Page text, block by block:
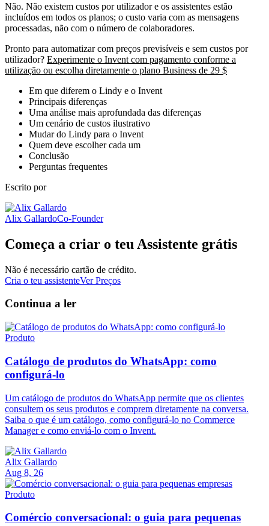
Não. Não existem custos por utilizador e os assistentes estão
incluídos em todos os planos; o custo varia com as mensagens
processadas, não com o número de colaboradores.
Pronto para automatizar com preços previsíveis e sem custos por
utilizador? Experimente o Invent com pagamento conforme a
utilização ou escolha diretamente o plano Business de 29 $
Em que diferem o Lindy e o Invent
Principais diferenças
Uma análise mais aprofundada das diferenças
Um cenário de custos ilustrativo
Mudar do Lindy para o Invent
Quem deve escolher cada um
Conclusão
Perguntas frequentes
Escrito por
Alix GallardoCo-Founder
Começa a criar o teu Assistente grátis
Não é necessário cartão de crédito.
Cria o teu assistenteVer Preços
Continua a ler
Produto
Catálogo de produtos do WhatsApp: como
configurá-lo
Um catálogo de produtos do WhatsApp permite que os clientes
consultem os seus produtos e comprem diretamente na conversa.
Saiba o que é um catálogo, como configurá-lo no Commerce
Manager e como enviá-lo com o Invent.
Alix Gallardo
Aug 8, 26
Produto
Comércio conversacional: o guia para pequenas